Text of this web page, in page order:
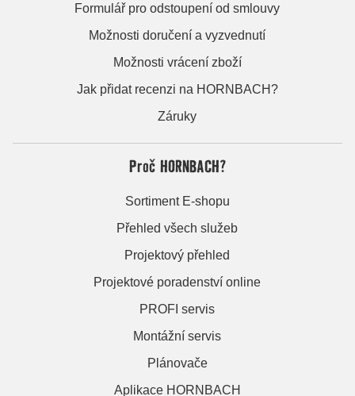
Formulář pro odstoupení od smlouvy
Možnosti doručení a vyzvednutí
Možnosti vrácení zboží
Jak přidat recenzi na HORNBACH?
Záruky
Proč HORNBACH?
Sortiment E-shopu
Přehled všech služeb
Projektový přehled
Projektové poradenství online
PROFI servis
Montážní servis
Plánovače
Aplikace HORNBACH